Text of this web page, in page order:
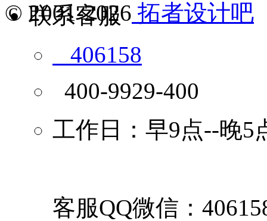
© 2001-2026 拓者设计吧
联系客服
406158
400-9929-400
工作日：早9点--晚5
客服QQ微信：